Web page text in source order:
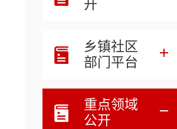
开
乡镇社区
部门平台
重点领域
公开